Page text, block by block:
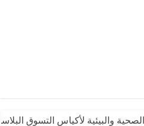
والبيئية لأكياس التسوق